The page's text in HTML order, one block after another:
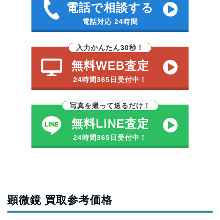
電話で相談する
電話対応 24時間
入力かんたん30秒！
無料WEB査定
24時間365日受付中！
写真を撮って送るだけ！
無料LINE査定
24時間365日受付中！
顕微鏡 買取参考価格